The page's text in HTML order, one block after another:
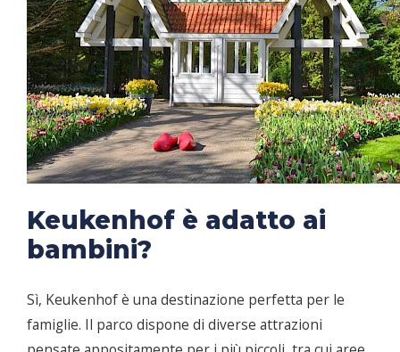
Keukenhof è adatto ai
bambini?
Sì, Keukenhof è una destinazione perfetta per le
famiglie. Il parco dispone di diverse attrazioni